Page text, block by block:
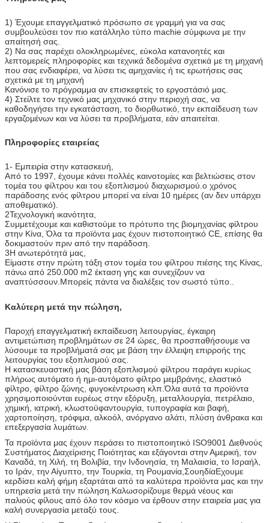
1) Έχουμε επαγγελματικό πρόσωπο σε γραμμή για να σας
συμβουλεύσει τον πιο κατάλληλο τύπο machie σύμφωνα με την
απαίτησή σας.
2) Να σας παρέχει ολοκληρωμένες, εύκολα κατανοητές και
λεπτομερείς πληροφορίες και τεχνικά δεδομένα σχετικά με τη μηχανή
που σας ενδιαφέρει, να λύσει τις αμηχανίες ή τις ερωτήσεις σας
σχετικά με τη μηχανή
Κανόνισε το πρόγραμμα αν επισκεφτείς το εργοστάσιό μας.
4) Στείλτε τον τεχνικό μας μηχανικό στην περιοχή σας, να
καθοδηγήσει την εγκατάσταση, το διορθωτικό, την εκπαίδευση των
εργαζομένων και να λύσει τα προβλήματα, εάν απαιτείται.
Πληροφορίες εταιρείας
1- Εμπειρία στην κατασκευή,
Από το 1997, έχουμε κάνει πολλές καινοτομίες και βελτιώσεις στον
τομέα του φίλτρου και του εξοπλισμού διαχωρισμού.ο χρόνος
παράδοσης ενός φίλτρου μπορεί να είναι 10 ημέρες (αν δεν υπάρχει
αποθεματικό).
2Τεχνολογική ικανότητα,
Συμμετέχουμε και καθιστούμε το πρότυπο της βιομηχανίας φίλτρου
στην Κίνα, Όλα τα προϊόντα μας έχουν πιστοποιητικό CE, επίσης θα
δοκιμαστούν πριν από την παράδοση.
3Η ανωτερότητά μας,
Είμαστε στην πρώτη τάξη στον τομέα του φίλτρου πιέσης της Κίνας,
πάνω από 250.000 m2 έκταση γης και συνεχίζουν να
αναπτύσσουν.Μπορείς πάντα να διαλέξεις τον σωστό τύπο..
Καλύτερη μετά την πώληση,
Παροχή επαγγελματική εκπαίδευση λειτουργίας, έγκαιρη
αντιμετώπιση προβλημάτων σε 24 ώρες, θα προσπαθήσουμε να
λύσουμε τα προβλήματά σας με βάση την έλλειψη επιρροής της
λειτουργίας του εξοπλισμού σας.
Η κατασκευαστική μας βάση εξοπλισμού φίλτρου παράγει κυρίως
πλήρως αυτόματο ή ημι-αυτόματο φίλτρο μεμβράνης, ελαστικό
φίλτρο, φίλτρο ζώνης, φυγοκέντρωση κλπ.Όλα αυτά τα προϊόντα
χρησιμοποιούνται ευρέως στην εξόρυξη, μεταλλουργία, πετρέλαιο,
χημική, ιατρική, κλωστοϋφαντουργία, τυπογραφία και βαφή,
χαρτοποίηση, τρόφιμα, αλκοόλ, ανόργανο αλάτι, πλύση άνθρακα και
επεξεργασία λυμάτων.
Τα προϊόντα μας έχουν περάσει το πιστοποιητικό ISO9001 Διεθνούς
Συστήματος Διαχείρισης Ποιότητας και εξάγονται στην Αμερική, τον
Καναδά, τη Χιλή, τη Βολιβία, την Ινδονησία, τη Μαλαισία, το Ισραήλ,
το Ιράν, την Αίγυπτο, την Τουρκία, τη Ρουμανία,ΣουηδίαΕχουμε
κερδίσει καλή φήμη εξαρτάται από τα καλύτερα προϊόντα μας και την
υπηρεσία μετά την πώληση.Καλωσορίζουμε θερμά νέους και
παλιούς φίλους από όλο τον κόσμο να έρθουν στην εταιρεία μας για
καλή συνεργασία μεταξύ τους.